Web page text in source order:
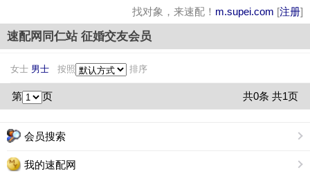
找对象，来速配！ m.supei.com [注册]
速配网同仁站 征婚交友会员
女士 男士 按照 排序
第 页 共0条 共1页
会员搜索
我的速配网